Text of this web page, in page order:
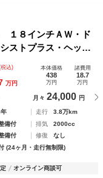
８インチＡＷ・ド
ストプラス・ヘッド
・ドライブ・プロフ
込)
万円
本体価格
438
万円
諸費用
18.7
万円
月々 24,000 円
走行
3.8万km
備付 排気
2000cc
備付 修復
なし
(24ヶ月・走行無制限)
オンライン商談可